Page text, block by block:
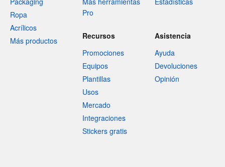
Ropa
Acrílicos
Más productos
Pro
Recursos
Promociones
Equipos
Plantillas
Usos
Mercado
Integraciones
Stickers gratis
Asistencia
Ayuda
Devoluciones
Opinión